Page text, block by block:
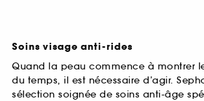
Soins visage anti-rides
Quand la peau commence à montrer
du temps, il est nécessaire d’agir.
sélection soignée de soins anti-âge